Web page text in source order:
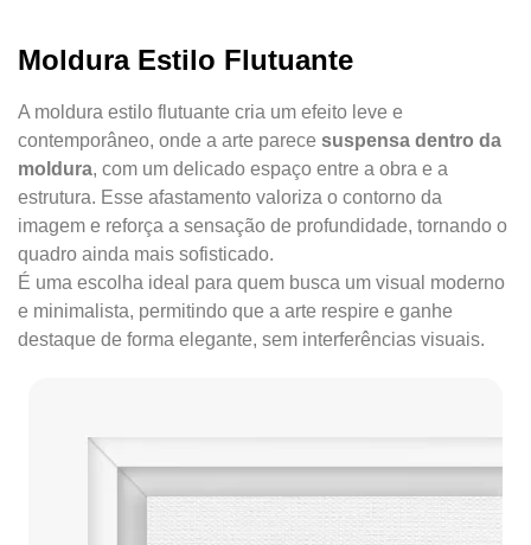
Moldura Estilo Flutuante
A moldura estilo flutuante cria um efeito leve e
contemporâneo, onde a arte parece suspensa dentro da
moldura, com um delicado espaço entre a obra e a
estrutura. Esse afastamento valoriza o contorno da
imagem e reforça a sensação de profundidade, tornando o
quadro ainda mais sofisticado.
É uma escolha ideal para quem busca um visual moderno
e minimalista, permitindo que a arte respire e ganhe
destaque de forma elegante, sem interferências visuais.